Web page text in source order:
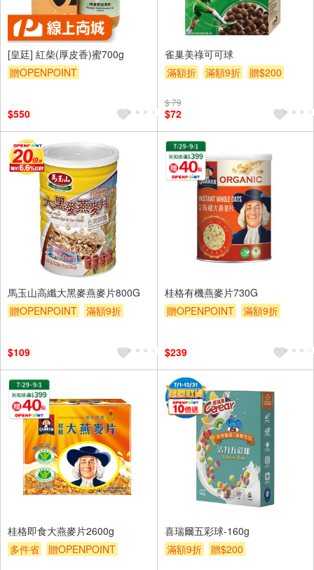
[皇廷] 紅柴(厚皮香)蜜700g
贈OPENPOINT
$550
雀巢美祿可可球
滿額折
滿額9折 贈$200
$ 79
$72
馬玉山高纖大黑麥燕麥片800G
贈OPENPOINT
滿額9折
$109
桂格有機燕麥片730G
贈OPENPOINT
滿額9折
$239
桂格即食大燕麥片2600g
多件省
贈OPENPOINT
喜瑞爾五彩球-160g
滿額9折
贈$200